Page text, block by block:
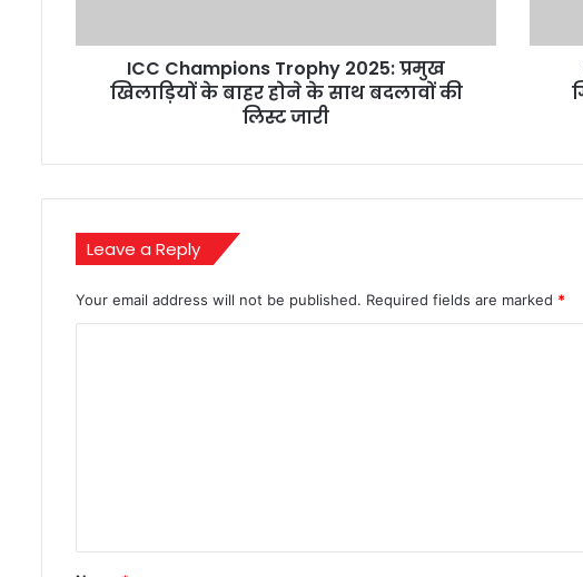
होने
लिस्ट
ICC Champions Trophy 2025: प्रमुख
खिलाड़ियों के बाहर होने के साथ बदलावों की
लिस्ट जारी
गिरावट,
और
Leave a Reply
Your email address will not be published. Required fields are marked *